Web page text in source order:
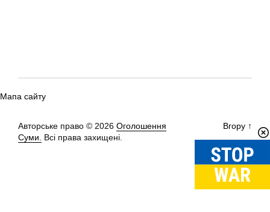
Мапа сайту
Авторське право © 2026 Оголошення
Суми.
Всі права захищені.
Вгору ↑